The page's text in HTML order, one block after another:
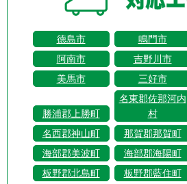
徳島市 鳴門市
阿南市
吉野川市
美馬市
三好市
勝浦郡上勝町
名東郡佐那河内
村
名西郡神山町
那賀郡那賀町
海部郡美波町
海部郡海陽町
板野郡北島町
板野郡藍住町